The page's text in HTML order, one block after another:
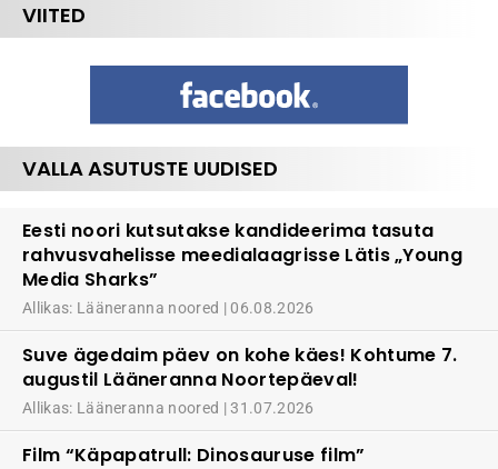
VIITED
VALLA ASUTUSTE UUDISED
Eesti noori kutsutakse kandideerima tasuta
rahvusvahelisse meedialaagrisse Lätis „Young
Media Sharks”
Allikas: Lääneranna noored 06.08.2026
Suve ägedaim päev on kohe käes! Kohtume 7.
augustil Lääneranna Noortepäeval!
Allikas: Lääneranna noored 31.07.2026
Film “Käpapatrull: Dinosauruse film”